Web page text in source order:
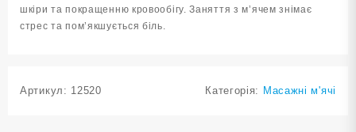
шкіри та покращенню кровообігу. Заняття з м’ячем знімає
стрес та пом’якшується біль.
Артикул: 12520 Категорія: Масажні м'ячі